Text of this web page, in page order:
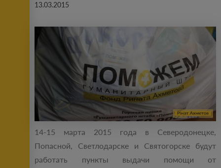
13.03.2015
14-15 марта 2015 года в Северодонецке,
Попасной, Светлодарске и Святогорске будут
работать пункты выдачи помощи от